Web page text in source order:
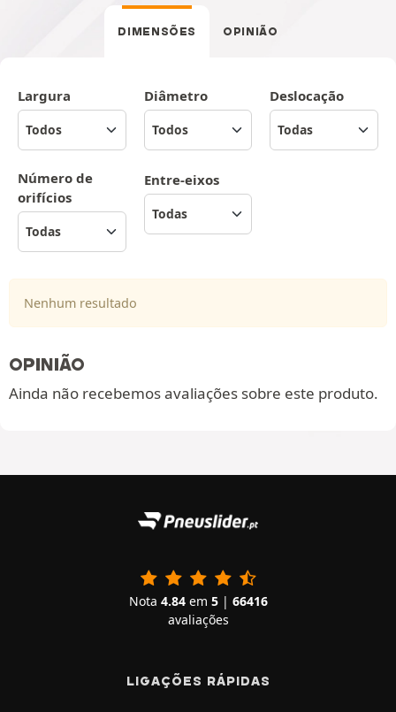
DIMENSÕES OPINIÃO
Largura Diâmetro Deslocação
Número de
orifícios
Entre-eixos
Nenhum resultado
OPINIÃO
Ainda não recebemos avaliações sobre este produto.
Nota 4.84em 5| 66416
avaliações
LIGAÇÕES RÁPIDAS